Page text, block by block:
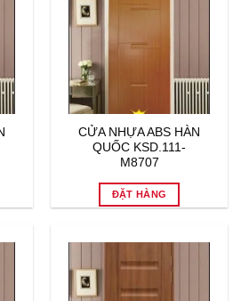
CỬA NHỰA ABS HÀN
QUỐC KSD.111-
ĐẶT HÀNG